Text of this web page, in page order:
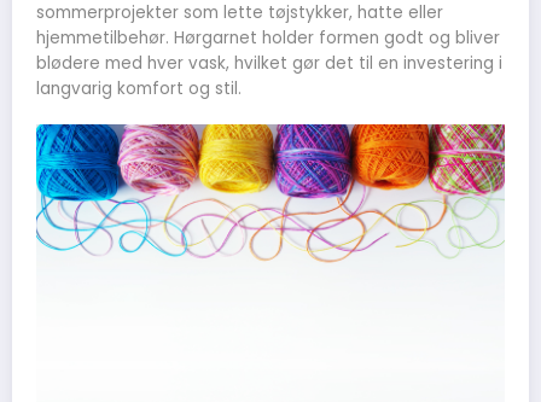
sommerprojekter som lette tøjstykker, hatte eller
hjemmetilbehør. Hørgarnet holder formen godt og bliver
blødere med hver vask, hvilket gør det til en investering i
langvarig komfort og stil.